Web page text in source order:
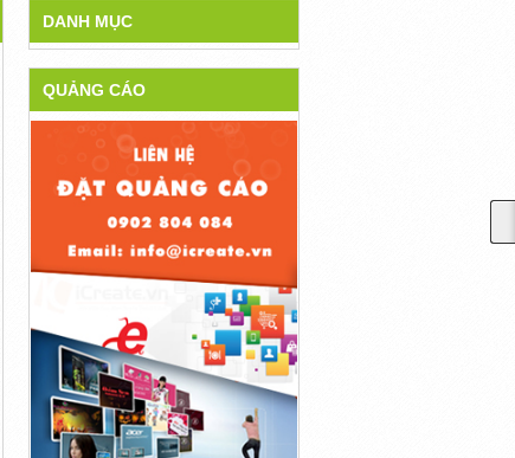
Chuyển Phát NTA
Express...
20,000đ
Gửi Thuốc Tây Đi Mỹ (
USA)
20,000đ
>
DANH MỤC
QUẢNG CÁO